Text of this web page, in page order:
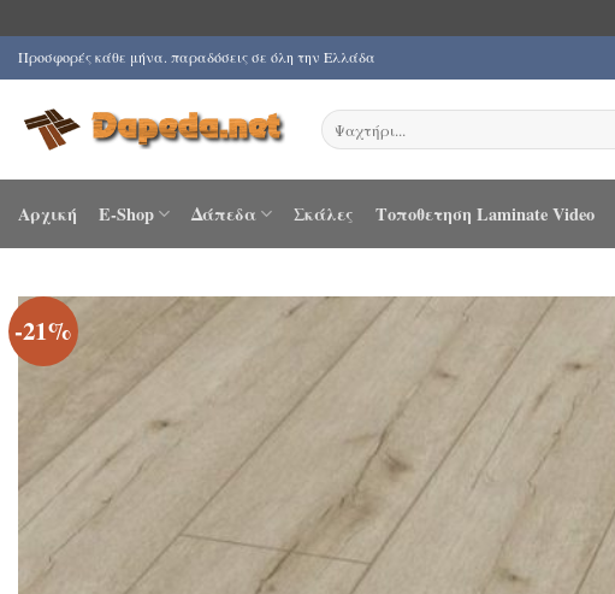
Μετάβαση
στο
περιεχόμενο
Προσφορές κάθε μήνα. παραδόσεις σε όλη την Ελλάδα
Αναζήτηση
για:
Αρχική E-Shop Δάπεδα Σκάλες Τοποθετηση Laminate Video
-21%